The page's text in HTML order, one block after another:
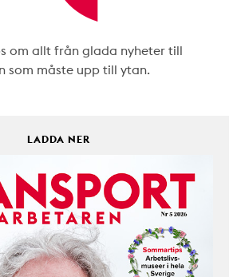
om allt från glada nyheter till
som måste upp till ytan.
LADDA NER